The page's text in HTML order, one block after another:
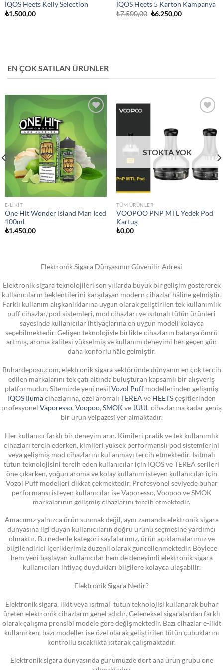
İQOS Heets Kelly Selection
₺1.500,00
İQOS Heets 5 Karton Kampanya
₺7.500,00 Orijinal
₺6.250,00Şu
EN ÇOK SATILAN ÜRÜNLER
wishlist
E-LIKIT
One Hit Wonder Island Man Iced
100ml
₺1.450,00
STOKTA YOK
TÜM ÜRÜNLER
VOOPOO PNP MTL Yedek Pod
Kartuş
₺0,00
Elektronik Sigara Dünyasının Güvenilir Adresi
Elektronik sigara teknolojileri son yıllarda büyük bir gelişim göstererek
kullanıcıların beklentilerini karşılayan modern cihazlar hâline gelmiştir.
Farklı kullanım alışkanlıklarına uygun olarak geliştirilen tek kullanımlık
puff cihazlar, pod sistemleri, mod cihazları ve ısıtmalı tütün ürünleri
sayesinde kullanıcılar ihtiyaçlarına en uygun modeli kolayca
seçebilmektedir. Gelişen teknolojiyle birlikte cihazların batarya ömrü
artmış, aroma kalitesi yükselmiş ve kullanım deneyimi her geçen gün
daha konforlu hâle gelmiştir.
Buhardeposu.com, elektronik sigara sektöründe dünyanın en çok tercih
edilen markalarını tek çatı altında buluşturan kapsamlı bir alışveriş
platformudur. Sitemizde yeni nesil Vozol Puff modellerinden gelişmiş
IQOS Ilumacihazlarına, özel aromalı TEREA ve HEETSçeşitlerinden
profesyonel Vaporesso Voopoo SMOK ve JUUL cihazlarına kadar geniş
bir ürün yelpazesi yer almaktadır.
Her kullanıcı farklı bir deneyim arar. Kimileri pratik ve tek kullanımlık
cihazları tercih ederken, kimileri yüksek performanslı pod sistemlerini
veya gelişmiş mod cihazlarını kullanmayı tercih etmektedir. Isıtmalı
tütün teknolojisini tercih eden kullanıcılar için IQOS ve TEREA serileri
öne çıkarken, yoğun aroma ve kolay kullanım isteyen kullanıcılar için
Vozol Puff modelleri dikkat çekmektedir. Profesyonel seviyede buhar
performansı isteyen kullanıcılar ise Vaporesso, Voopoo ve SMOK
markalarının gelişmiş cihazlarını tercih etmektedir.
Amacımız yalnızca ürün sunmak değil, aynı zamanda elektronik sigara
dünyasına ilgi duyan kullanıcıların doğru ürünü seçmesine yardımcı
olmaktır. Bu nedenle kategori sayfalarımız, ürün açıklamalarımız ve
bilgilendirici içeriklerimiz düzenli olarak güncellenmektedir. Böylece
hem yeni başlayan kullanıcılar hem de deneyimli elektronik sigara
kullanıcıları ihtiyaç duydukları bilgilere kolayca ulaşabilir.
Elektronik Sigara Nedir?
Elektronik sigara, likit veya ısıtmalı tütün teknolojisi kullanarak buhar
üreten elektronik cihazların genel adıdır. Geleneksel sigaralardan farklı
olarak çalışma prensibi modele göre değişmektedir. Bazı cihazlar e-likit
kullanırken, bazı modeller ise özel olarak geliştirilen tütün çubuklarını
kontrollü sıcaklıkta ısıtarak çalışmaktadır.
Elektronik sigara dünyasında günümüzde dört ana ürün grubu öne